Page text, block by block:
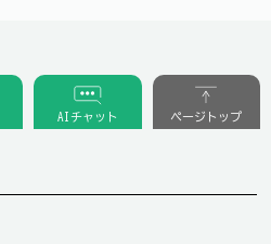
AIチャット ページトップ